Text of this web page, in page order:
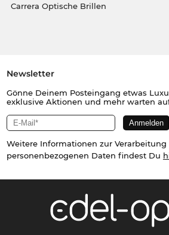
Carrera Optische Brillen
Newsletter
Gönne Deinem Posteingang etwas
exklusive Aktionen und mehr warten
Weitere Informationen zur Verarbeitung
personenbezogenen Daten findest Du